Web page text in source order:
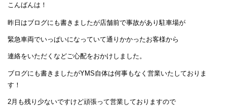
こんばんは！
昨日はブログにも書きましたが店舗前で事故があり駐車場が
緊急車両でいっぱいになっていて通りかかったお客様から
連絡をいただくなどご心配をおかけしました。
ブログにも書きましたがYMS自体は何事もなく営業いたしておりま
す！
2月も残り少ないですけど頑張って営業しておりますので